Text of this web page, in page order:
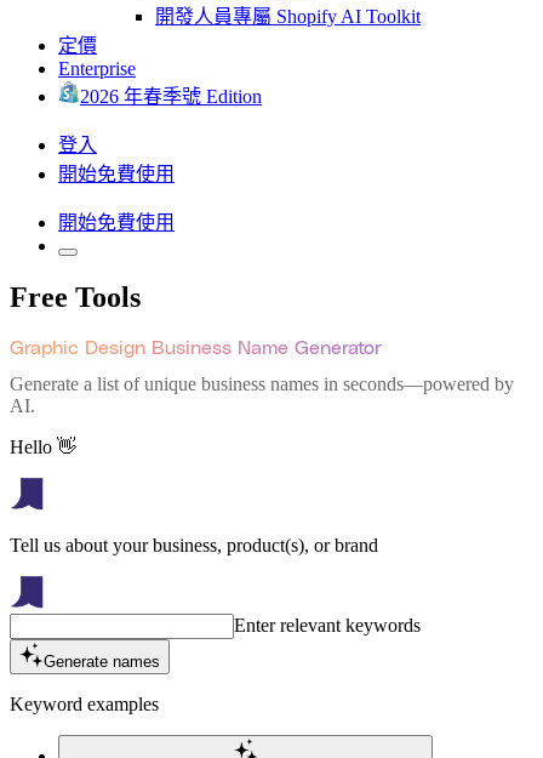
開發人員專屬 Shopify AI Toolkit
定價
Enterprise
2026 年春季號 Edition
登入
開始免費使用
開始免費使用
Free Tools
Graphic Design Business Name Generator
Generate a list of unique business names in seconds—powered by
AI.
Hello 👋
Tell us about your business, product(s), or brand
Enter relevant keywords
Generate names
Keyword examples